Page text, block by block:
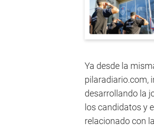
Ya desde la
pilaradiario.com,
desarrollando la
los candidatos y
relacionado con